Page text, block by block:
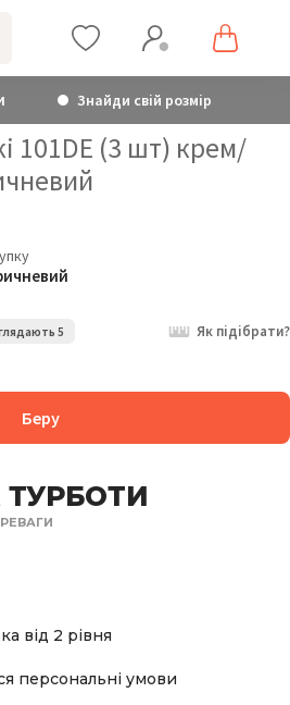
Знайди свій розмір
101DE (3 шт) крем/
5 Як підібрати?
Беру
від 2 рівня
персональні умови